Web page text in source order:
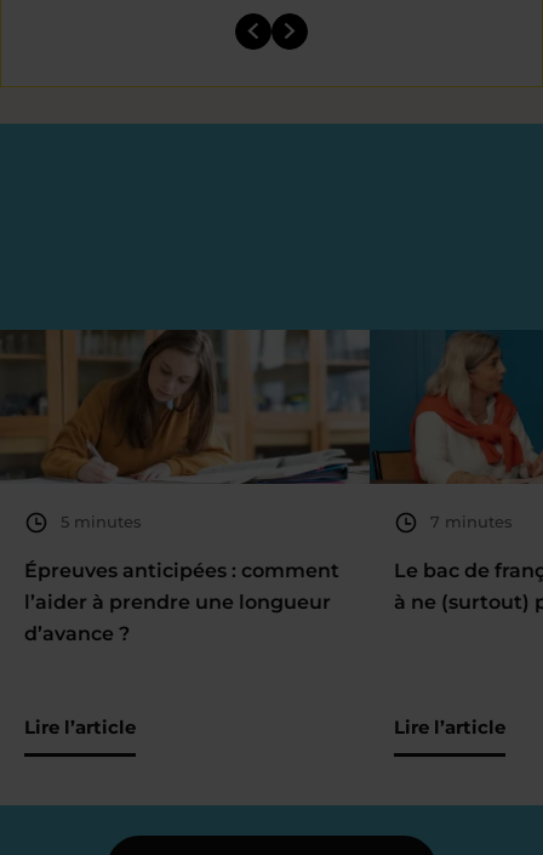
5 minutes
Épreuves anticipées : comment
l’aider à prendre une longueur
d’avance ?
Lire l’article
7 minutes
Le bac de
à ne (surtout)
Lire l’article